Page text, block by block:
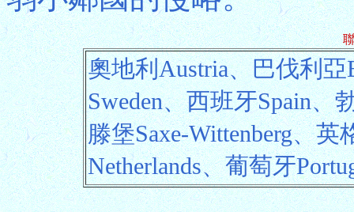
奧地利Austria、巴伐利亞
Sweden、西班牙Spain、
滕堡Saxe-Wittenberg、英
Netherlands、葡萄牙